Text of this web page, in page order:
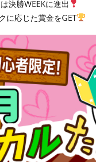
決勝WEEKに進出
に応じた賞金をGET